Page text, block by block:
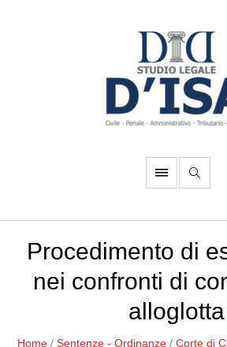
Procedimento di
nei confronti di
alloglotta
Home /Sentenze - Ordinanze /Corte di